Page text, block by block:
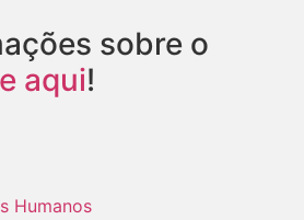
sobre o
aqui!
Humanos